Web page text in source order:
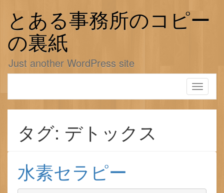
とある事務所のコピー
の裏紙
Just another WordPress site
Toggle
タグ: デトックス
水素セラピー